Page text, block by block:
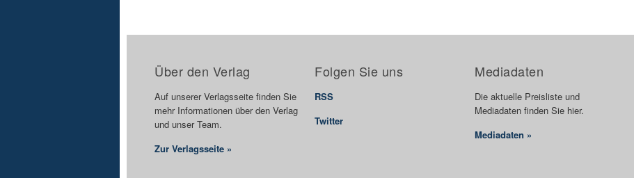
Über den Verlag
Auf unserer Verlagsseite finden Sie
mehr Informationen über den Verlag
und unser Team.
Zur Verlagsseite »
Folgen Sie uns
RSS
Twitter
Mediadaten
Die aktuelle Preisliste und
Mediadaten finden Sie hier.
Mediadaten »